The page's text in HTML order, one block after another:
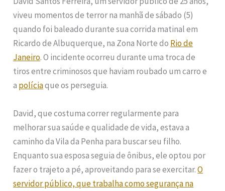
viveu momentos de terror na manhã de sábado (5)
quando foi baleado durante sua corrida matinal em
Ricardo de Albuquerque, na Zona Norte do Rio de
Janeiro. O incidente ocorreu durante uma troca de
tiros entre criminosos que haviam roubado um carro e
a políciaque os perseguia.
David, que costuma correr regularmente para
melhorar sua saúde e qualidade de vida, estava a
caminho da Vila da Penha para buscar seu filho.
Enquanto sua esposa seguia de ônibus, ele optou por
fazer o trajeto a pé, aproveitando para se exercitar.O
servidor público, que trabalha como segurança na